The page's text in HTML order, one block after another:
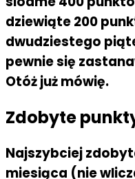
dziewiąte 200
dwudziestego
pewnie się
Otóż już mówię.
Zdobyte
Najszybciej
miesiąca (nie